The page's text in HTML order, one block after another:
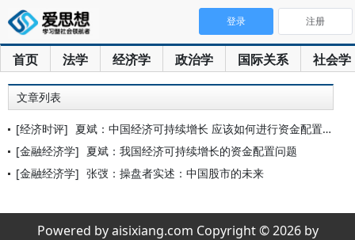
首页 法学 经济学 政治学 国际关系 社会学
登录 注册
文章列表
[经济时评] 夏斌：中国经济可持续增长 应该如何进行资金配置？
[金融经济学] 夏斌：我国经济可持续增长的资金配置问题
[金融经济学] 张弢：操盘者实述：中国股市的未来
Powered by aisixiang.com Copyright © 2026 by